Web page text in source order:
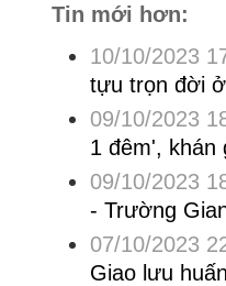
Tin mới hơn:
10/10/2023
tựu trọn đời
09/10/2023
1 đêm', khán
09/10/2023
- Trường
07/10/2023
Giao lưu